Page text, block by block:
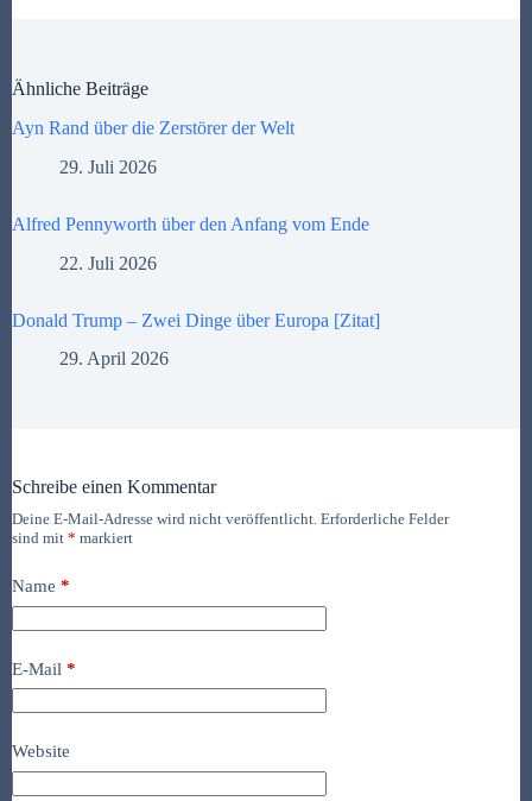
Ähnliche Beiträge
Ayn Rand über die Zerstörer der Welt
29. Juli 2026
Alfred Pennyworth über den Anfang vom Ende
22. Juli 2026
Donald Trump – Zwei Dinge über Europa [Zitat]
29. April 2026
Schreibe einen Kommentar
Deine E-Mail-Adresse wird nicht veröffentlicht. Erforderliche Felder
sind mit * markiert
Name *
E-Mail *
Website